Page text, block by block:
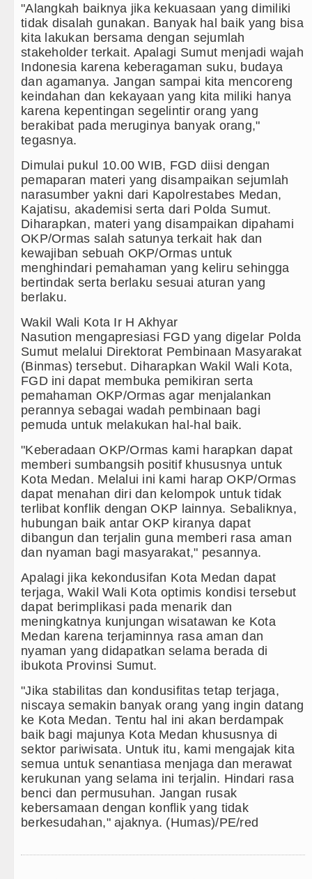
"Alangkah baiknya jika kekuasaan yang dimiliki
tidak disalah gunakan. Banyak hal baik yang bisa
kita lakukan bersama dengan sejumlah
stakeholder terkait. Apalagi Sumut menjadi wajah
Indonesia karena keberagaman suku, budaya
dan agamanya. Jangan sampai kita mencoreng
keindahan dan kekayaan yang kita miliki hanya
karena kepentingan segelintir orang yang
berakibat pada meruginya banyak orang,"
tegasnya.
Dimulai pukul 10.00 WIB, FGD diisi dengan
pemaparan materi yang disampaikan sejumlah
narasumber yakni dari Kapolrestabes Medan,
Kajatisu, akademisi serta dari Polda Sumut.
Diharapkan, materi yang disampaikan dipahami
OKP/Ormas salah satunya terkait hak dan
kewajiban sebuah OKP/Ormas untuk
menghindari pemahaman yang keliru sehingga
bertindak serta berlaku sesuai aturan yang
berlaku.
Wakil Wali Kota Ir H Akhyar
Nasution mengapresiasi FGD yang digelar Polda
Sumut melalui Direktorat Pembinaan Masyarakat
(Binmas) tersebut. Diharapkan Wakil Wali Kota,
FGD ini dapat membuka pemikiran serta
pemahaman OKP/Ormas agar menjalankan
perannya sebagai wadah pembinaan bagi
pemuda untuk melakukan hal-hal baik.
"Keberadaan OKP/Ormas kami harapkan dapat
memberi sumbangsih positif khususnya untuk
Kota Medan. Melalui ini kami harap OKP/Ormas
dapat menahan diri dan kelompok untuk tidak
terlibat konflik dengan OKP lainnya. Sebaliknya,
hubungan baik antar OKP kiranya dapat
dibangun dan terjalin guna memberi rasa aman
dan nyaman bagi masyarakat," pesannya.
Apalagi jika kekondusifan Kota Medan dapat
terjaga, Wakil Wali Kota optimis kondisi tersebut
dapat berimplikasi pada menarik dan
meningkatnya kunjungan wisatawan ke Kota
Medan karena terjaminnya rasa aman dan
nyaman yang didapatkan selama berada di
ibukota Provinsi Sumut.
"Jika stabilitas dan kondusifitas tetap terjaga,
niscaya semakin banyak orang yang ingin datang
ke Kota Medan. Tentu hal ini akan berdampak
baik bagi majunya Kota Medan khususnya di
sektor pariwisata. Untuk itu, kami mengajak kita
semua untuk senantiasa menjaga dan merawat
kerukunan yang selama ini terjalin. Hindari rasa
benci dan permusuhan. Jangan rusak
kebersamaan dengan konflik yang tidak
berkesudahan," ajaknya. (Humas)/PE/red